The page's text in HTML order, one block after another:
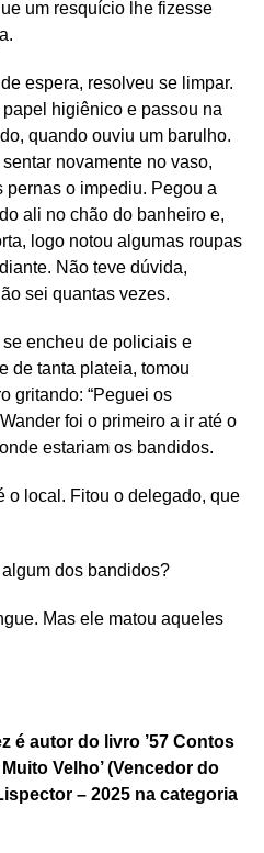
um resquício lhe fizesse
espera, resolveu se limpar.
higiênico e passou na
quando ouviu um barulho.
novamente no vaso,
pernas o impediu. Pegou a
ali no chão do banheiro e,
logo notou algumas roupas
Não teve dúvida,
sei quantas vezes.
encheu de policiais e
de tanta plateia, tomou
gritando: “Peguei os
foi o primeiro a ir até o
estariam os bandidos.
o local. Fitou o delegado, que
dos bandidos?
Mas ele matou aqueles
é autor do livro ’57 Contos
Velho’ (Vencedor do
– 2025 na categoria